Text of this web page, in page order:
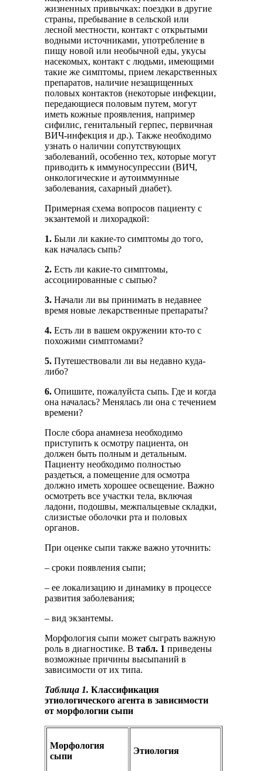
жизненных привычках: поездки в другие
страны, пребывание в сельской или
лесной местности, контакт с открытыми
водными источниками, употребление в
пищу новой или необычной еды, укусы
насекомых, контакт с людьми, имеющими
такие же симптомы, прием лекарственных
препаратов, наличие незащищенных
половых контактов (некоторые инфекции,
передающиеся половым путем, могут
иметь кожные проявления, например
сифилис, генитальный герпес, первичная
ВИЧ-инфекция и др.). Также необходимо
узнать о наличии сопутствующих
заболеваний, особенно тех, которые могут
приводить к иммуносупрессии (ВИЧ,
онкологические и аутоиммунные
заболевания, сахарный диабет).
Примерная схема вопросов пациенту с
экзантемой и лихорадкой:
1. Были ли какие-то симптомы до того,
как началась сыпь?
2. Есть ли какие-то симптомы,
ассоциированные с сыпью?
3. Начали ли вы принимать в недавнее
время новые лекарственные препараты?
4. Есть ли в вашем окружении кто-то с
похожими симптомами?
5. Путешествовали ли вы недавно куда-
либо?
6. Опишите, пожалуйста сыпь. Где и когда
она началась? Менялась ли она с течением
времени?
После сбора анамнеза необходимо
приступить к осмотру пациента, он
должен быть полным и детальным.
Пациенту необходимо полностью
раздеться, а помещение для осмотра
должно иметь хорошее освещение. Важно
осмотреть все участки тела, включая
ладони, подошвы, межпальцевые складки,
слизистые оболочки рта и половых
органов.
При оценке сыпи также важно уточнить:
– сроки появления сыпи;
– ее локализацию и динамику в процессе
развития заболевания;
– вид экзантемы.
Морфология сыпи может сыграть важную
роль в диагностике. Втабл. 1 приведены
возможные причины высыпаний в
зависимости от их типа.
Таблица 1. Классификация
этиологического агента в зависимости
от морфологии сыпи
Морфология
сыпи
Этиология